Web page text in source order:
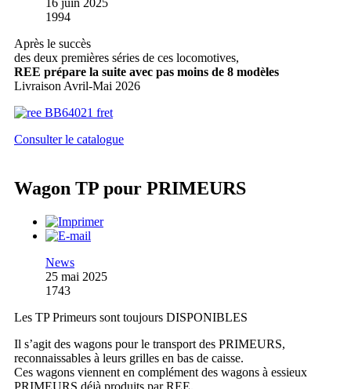
16 juin 2025
1994
Après le succès
des deux premières séries de ces locomotives,
REE prépare la suite avec pas moins de 8 modèles
Livraison Avril-Mai 2026
Consulter le catalogue
Wagon TP pour PRIMEURS
News
25 mai 2025
1743
Les TP Primeurs sont toujours DISPONIBLES
Il s’agit des wagons pour le transport des PRIMEURS,
reconnaissables à leurs grilles en bas de caisse.
Ces wagons viennent en complément des wagons à essieux
PRIMEURS déjà produits par REE.